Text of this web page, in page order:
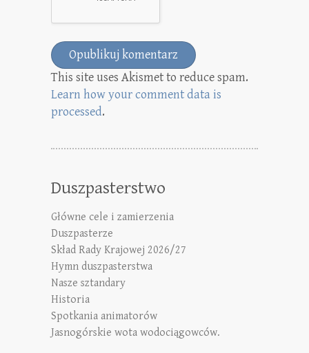
This site uses Akismet to reduce spam.
Learn how your comment data is
processed.
Duszpasterstwo
Główne cele i zamierzenia
Duszpasterze
Skład Rady Krajowej 2026/27
Hymn duszpasterstwa
Nasze sztandary
Historia
Spotkania animatorów
Jasnogórskie wota wodociągowców.